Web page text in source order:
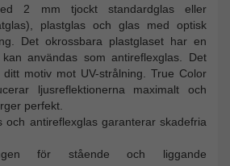
2 mm tjockt standardglas eller
plastglas och glas med optisk
Det okrossbara plastglaset har en
användas som antireflexglas. Det
motiv mot UV-strålning. True Color
ljusreflektionerna maximalt och
perfekt.
och antireflexglas garanterar skadefria
för stående och liggande